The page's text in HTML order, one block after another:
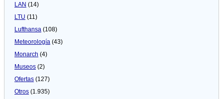
LAN (14)
LTU (11)
Lufthansa (108)
Meteorologí­a (43)
Monarch (4)
Museos (2)
Ofertas (127)
Otros (1.935)